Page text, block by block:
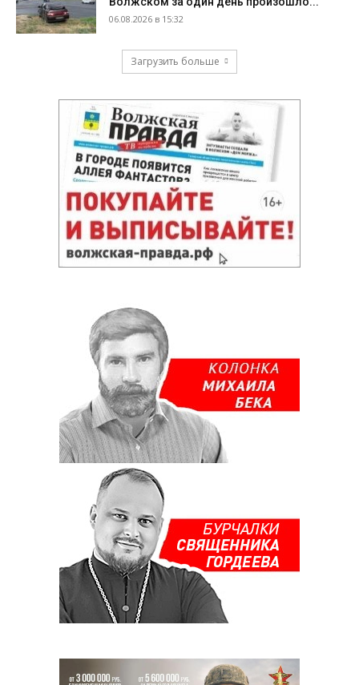
06.08.2026 в 15:32
Загрузить больше